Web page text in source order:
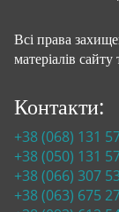
Всі права
матеріалів
Контакти:
+38 (068) 131
+38 (050) 131
+38 (066) 307
+38 (063) 675